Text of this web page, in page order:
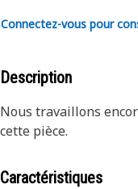
Connectez-vous pour
Description
Nous travaillons
cette pièce.
Caractéristiques